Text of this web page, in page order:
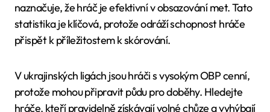
naznačuje, že hráč je efektivní v obsazování met. Tato
statistika je klíčová, protože odráží schopnost hráče
přispět k příležitostem k skórování.
V ukrajinských ligách jsou hráči s vysokým OBP cenní,
protože mohou připravit půdu pro doběhy. Hledejte
hráče, kteří pravidelně získávají volné chůze a vyhýbají